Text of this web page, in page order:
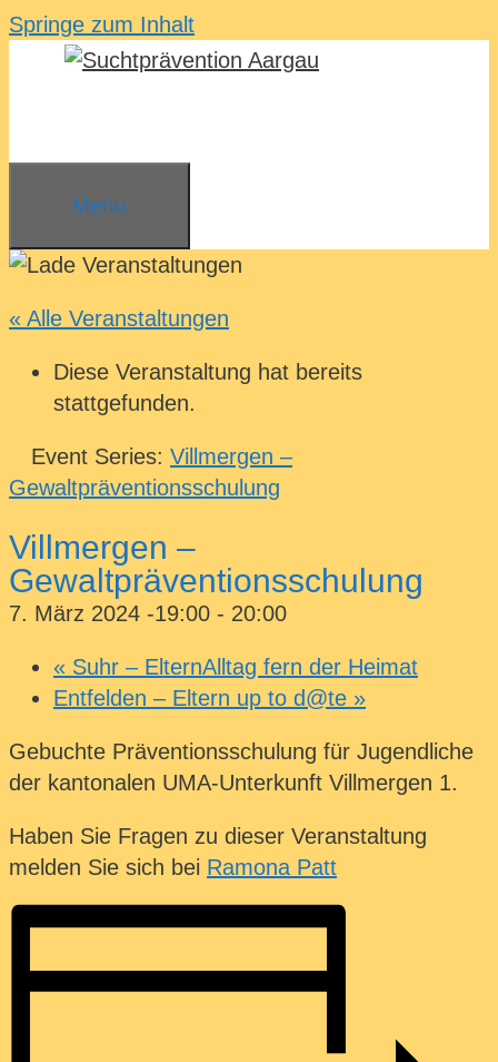
Springe zum Inhalt
Menu
« Alle Veranstaltungen
Diese Veranstaltung hat bereits
stattgefunden.
Event Series: Villmergen –
Gewaltpräventionsschulung
Villmergen –
Gewaltpräventionsschulung
7. März 2024 -19:00 - 20:00
« Suhr – ElternAlltag fern der Heimat
Entfelden – Eltern up to d@te »
Gebuchte Präventionsschulung für Jugendliche
der kantonalen UMA-Unterkunft Villmergen 1.
Haben Sie Fragen zu dieser Veranstaltung
melden Sie sich bei Ramona Patt